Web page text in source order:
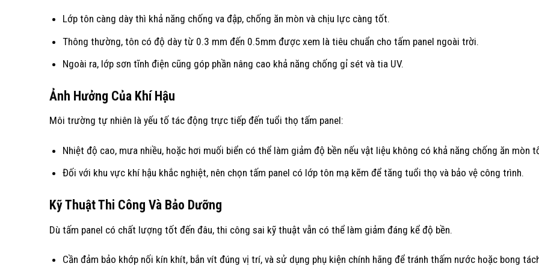
Lớp tôn càng dày thì khả năng chống va đập, chống ăn mòn và chịu lực càng tốt.
Thông thường, tôn có độ dày từ 0.3 mm đến 0.5mm được xem là tiêu chuẩn cho tấm panel ngoài trời.
Ngoài ra, lớp sơn tĩnh điện cũng góp phần nâng cao khả năng chống gỉ sét và tia UV.
Ảnh Hưởng Của Khí Hậu
Môi trường tự nhiên là yếu tố tác động trực tiếp đến tuổi thọ tấm panel:
Nhiệt độ cao, mưa nhiều, hoặc hơi muối biển có thể làm giảm độ bền nếu vật liệu không có khả năng chống ăn mòn
Đối với khu vực khí hậu khắc nghiệt, nên chọn tấm panel có lớp tôn mạ kẽm để tăng tuổi thọ và bảo vệ công trình.
Kỹ Thuật Thi Công Và Bảo Dưỡng
Dù tấm panel có chất lượng tốt đến đâu, thi công sai kỹ thuật vẫn có thể làm giảm đáng kể độ bền.
Cần đảm bảo khớp nối kín khít, bắn vít đúng vị trí, và sử dụng phụ kiện chính hãng để tránh thấm nước hoặc bong